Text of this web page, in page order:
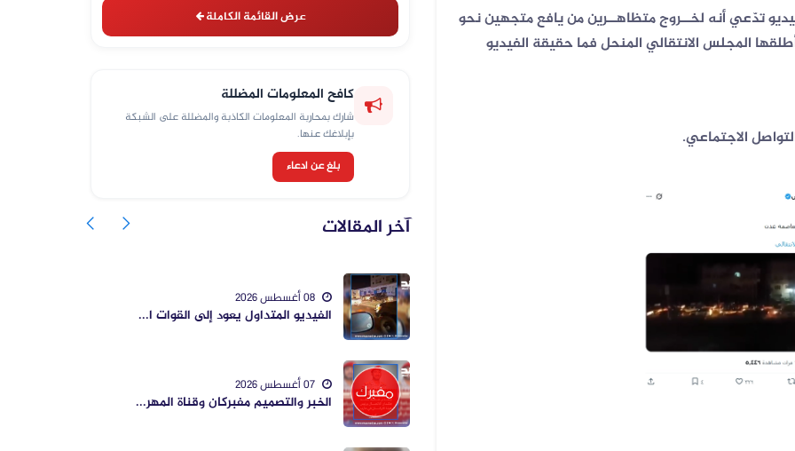
تدّعي أنه لخــروج متظاهــرين من يافع متجهين نحو
المجلس الانتقالي المنحل فما حقيقة الفيديو
الاجتماعي.
عرض القائمة الكاملة
كافح المعلومات المضللة
شارك بمحاربة المعلومات الكاذبة والمضللة على الشبكة
بإبلاغك عنها.
بلغ عن ادعاء
آخر المقالات
فيديو لنهب أسلحة وذخائر قديم وليس... الفيديو المتداول يعود إلى القوات ا...
الخبر والتصميم مفبركان وقناة المهر...